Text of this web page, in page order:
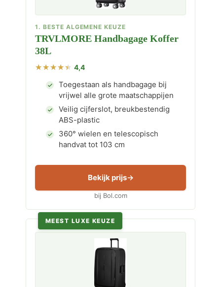
1. BESTE ALGEMENE KEUZE
TRVLMORE Handbagage Koffer
38L
4,4
Toegestaan als handbagage bij
vrijwel alle grote maatschappijen
Veilig cijferslot, breukbestendig
ABS-plastic
360° wielen en telescopisch
handvat tot 103 cm
Bekijk prijs
bij Bol.com
MEEST LUXE KEUZE